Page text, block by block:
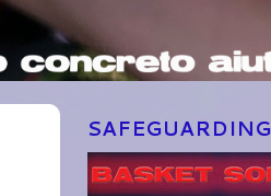
SAFEGUARDING